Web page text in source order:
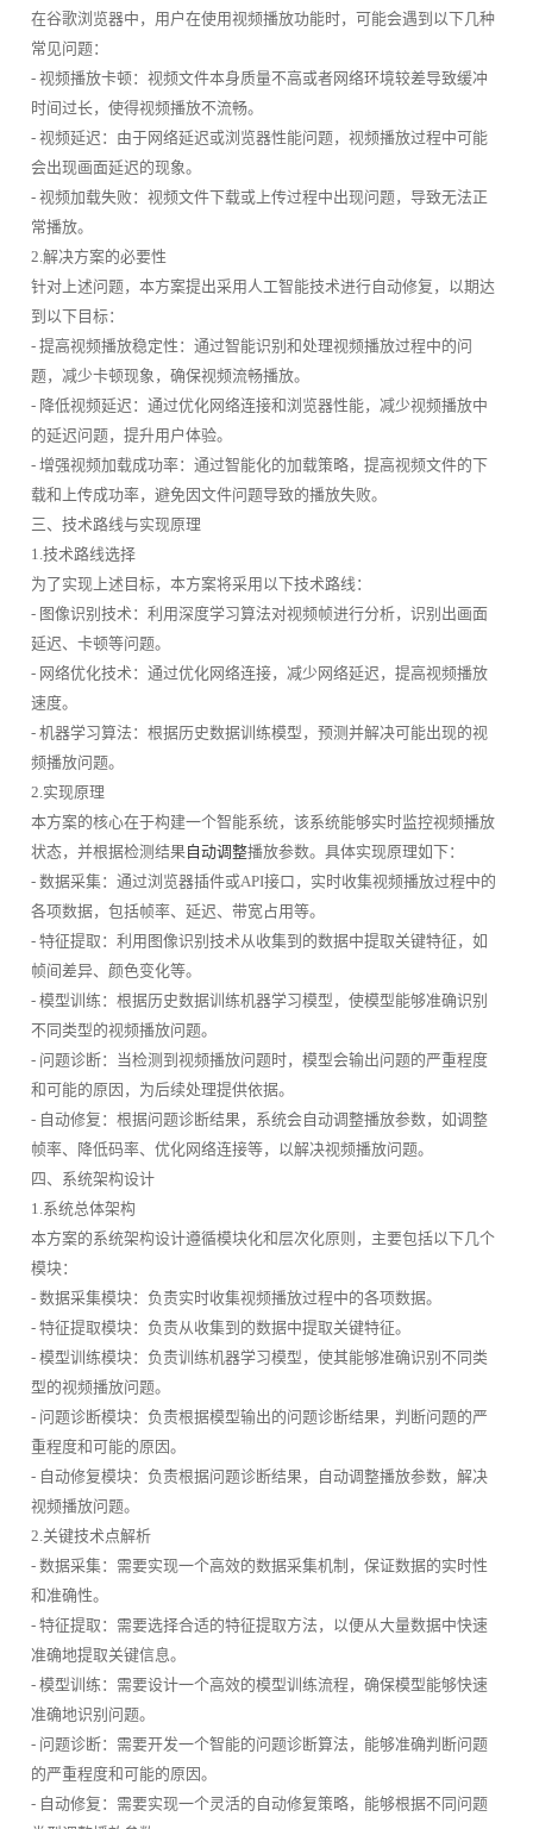
在谷歌浏览器中，用户在使用视频播放功能时，可能会遇到以下几种
常见问题：
- 视频播放卡顿：视频文件本身质量不高或者网络环境较差导致缓冲
时间过长，使得视频播放不流畅。
- 视频延迟：由于网络延迟或浏览器性能问题，视频播放过程中可能
会出现画面延迟的现象。
- 视频加载失败：视频文件下载或上传过程中出现问题，导致无法正
常播放。
2.解决方案的必要性
针对上述问题，本方案提出采用人工智能技术进行自动修复，以期达
到以下目标：
- 提高视频播放稳定性：通过智能识别和处理视频播放过程中的问
题，减少卡顿现象，确保视频流畅播放。
- 降低视频延迟：通过优化网络连接和浏览器性能，减少视频播放中
的延迟问题，提升用户体验。
- 增强视频加载成功率：通过智能化的加载策略，提高视频文件的下
载和上传成功率，避免因文件问题导致的播放失败。
三、技术路线与实现原理
1.技术路线选择
为了实现上述目标，本方案将采用以下技术路线：
- 图像识别技术：利用深度学习算法对视频帧进行分析，识别出画面
延迟、卡顿等问题。
- 网络优化技术：通过优化网络连接，减少网络延迟，提高视频播放
速度。
- 机器学习算法：根据历史数据训练模型，预测并解决可能出现的视
频播放问题。
2.实现原理
本方案的核心在于构建一个智能系统，该系统能够实时监控视频播放
状态，并根据检测结果 自动调整播放参数。具体实现原理如下：
- 数据采集：通过浏览器插件或API接口，实时收集视频播放过程中的
各项数据，包括帧率、延迟、带宽占用等。
- 特征提取：利用图像识别技术从收集到的数据中提取关键特征，如
帧间差异、颜色变化等。
- 模型训练：根据历史数据训练机器学习模型，使模型能够准确识别
不同类型的视频播放问题。
- 问题诊断：当检测到视频播放问题时，模型会输出问题的严重程度
和可能的原因，为后续处理提供依据。
- 自动修复：根据问题诊断结果，系统会自动调整播放参数，如调整
帧率、降低码率、优化网络连接等，以解决视频播放问题。
四、系统架构设计
1.系统总体架构
本方案的系统架构设计遵循模块化和层次化原则，主要包括以下几个
模块：
- 数据采集模块：负责实时收集视频播放过程中的各项数据。
- 特征提取模块：负责从收集到的数据中提取关键特征。
- 模型训练模块：负责训练机器学习模型，使其能够准确识别不同类
型的视频播放问题。
- 问题诊断模块：负责根据模型输出的问题诊断结果，判断问题的严
重程度和可能的原因。
- 自动修复模块：负责根据问题诊断结果，自动调整播放参数，解决
视频播放问题。
2.关键技术点解析
- 数据采集：需要实现一个高效的数据采集机制，保证数据的实时性
和准确性。
- 特征提取：需要选择合适的特征提取方法，以便从大量数据中快速
准确地提取关键信息。
- 模型训练：需要设计一个高效的模型训练流程，确保模型能够快速
准确地识别问题。
- 问题诊断：需要开发一个智能的问题诊断算法，能够准确判断问题
的严重程度和可能的原因。
- 自动修复：需要实现一个灵活的自动修复策略，能够根据不同问题